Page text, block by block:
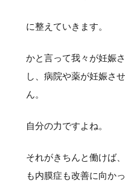
に整えていきます。
かと言って我々が妊娠
し、病院や薬が妊娠さ
ん。
自分の力ですよね。
それがきちんと働けば
も内膜症も改善に向か